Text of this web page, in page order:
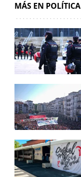
MÁS EN POLÍTICA